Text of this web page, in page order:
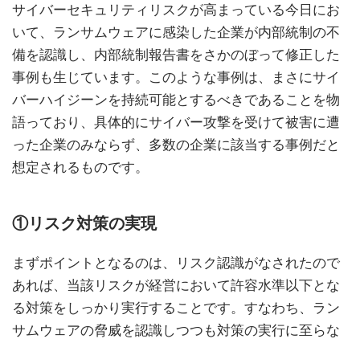
サイバーセキュリティリスクが高まっている今日にお
いて、ランサムウェアに感染した企業が内部統制の不
備を認識し、内部統制報告書をさかのぼって修正した
事例も生じています。このような事例は、まさにサイ
バーハイジーンを持続可能とするべきであることを物
語っており、具体的にサイバー攻撃を受けて被害に遭
った企業のみならず、多数の企業に該当する事例だと
想定されるものです。
①リスク対策の実現
まずポイントとなるのは、リスク認識がなされたので
あれば、当該リスクが経営において許容水準以下とな
る対策をしっかり実行することです。すなわち、ラン
サムウェアの脅威を認識しつつも対策の実行に至らな